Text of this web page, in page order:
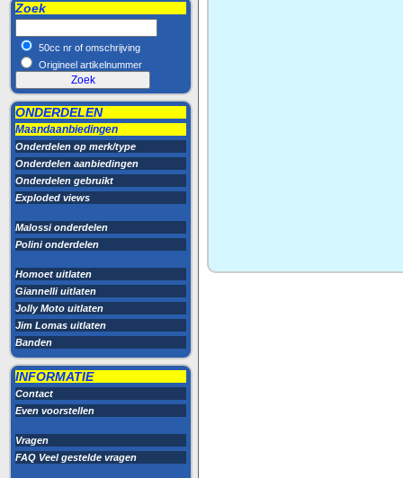
Zoek
50cc nr of omschrijving
Origineel artikelnummer
ONDERDELEN
Maandaanbiedingen
Onderdelen op merk/type
Onderdelen aanbiedingen
Onderdelen gebruikt
Exploded views
Malossi onderdelen
Polini onderdelen
Homoet uitlaten
Giannelli uitlaten
Jolly Moto uitlaten
Jim Lomas uitlaten
Banden
INFORMATIE
Contact
Even voorstellen
Vragen
FAQ Veel gestelde vragen